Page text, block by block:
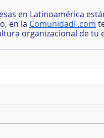
en Latinoamérica
en la ComunidadF.com
organizacional de tu